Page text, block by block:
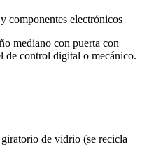
componentes electrónicos
mediano con puerta con
control digital o mecánico.
de vidrio (se recicla